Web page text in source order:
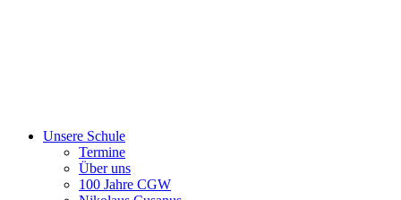
Unsere Schule
Termine
Über uns
100 Jahre CGW